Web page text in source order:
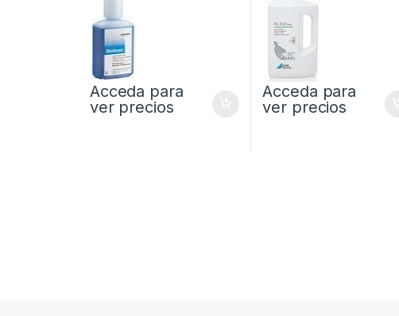
Acceda para
ver precios
Acceda para
ver precios